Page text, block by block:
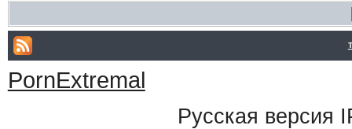
PornExtremal
Русская версия